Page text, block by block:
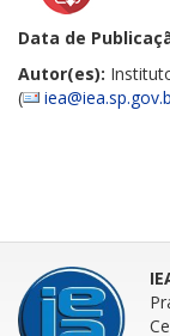
Data de
Autor(es):
(